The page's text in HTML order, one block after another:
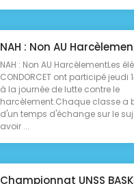
NAH : Non AU
NAH : Non AU HarcèlementLes
CONDORCET ont participé jeudi
à la journée de lutte contre le
harcèlement.Chaque classe a
d'un temps d'échange sur le
avoir ...
Championnat UNSS